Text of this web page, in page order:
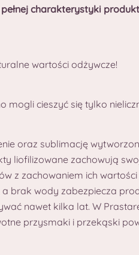
charakterystyki
wartości odżywcze!
mogli cieszyć się tylko
oraz sublimację
liofilizowane zachowują
z zachowaniem ich
brak wody zabezpiecza
nawet kilka lat. W
przysmaki i przekąski